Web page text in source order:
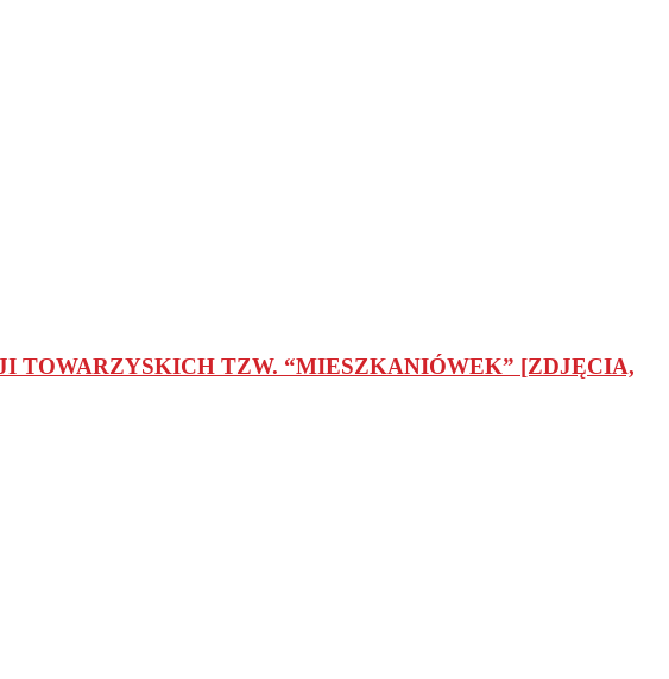
TOWARZYSKICH TZW. “MIESZKANIÓWEK” [ZDJĘCIA,